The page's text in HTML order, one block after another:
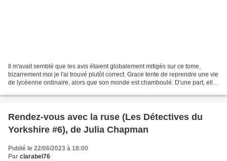
Il m'avait semblé que les avis étaient globalement mitigés sur ce tome,
bizarrement moi je l'ai trouvé plutôt correct. Grace tente de reprendre une vie
de lycéenne ordinaire, alors que son monde est chamboulé. D'une part, elle
Rendez-vous avec la ruse (Les Détectives du
Yorkshire #6), de Julia Chapman
Publié le 22/06/2023 à 18:00
Par clarabel76